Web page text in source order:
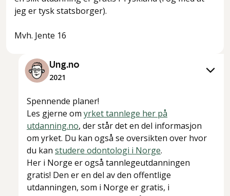
jeg er tysk statsborger).
Mvh. Jente 16
Ung.no
2021
Spennende planer!
Les gjerne om yrket tannlege her på
utdanning.no, der står det en del informasjon
om yrket. Du kan også se oversikten over hvor
du kan studere odontologi i Norge.
Her i Norge er også tannlegeutdanningen
gratis! Den er en del av den offentlige
utdanningen, som i Norge er gratis, i